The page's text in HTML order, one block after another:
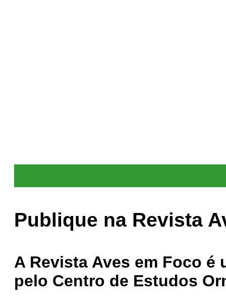
Publique na Revista
A Revista Aves em Foco é
pelo Centro de Estudos